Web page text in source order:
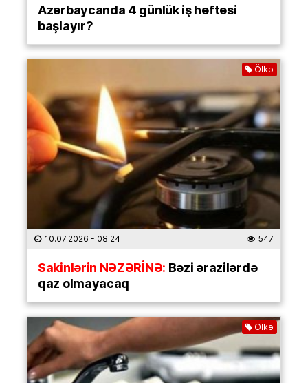
Azərbaycanda 4 günlük iş həftəsi
başlayır?
Ölkə
10.07.2026 - 08:24 547
Sakinlərin NƏZƏRİNƏ: Bəzi ərazilərdə
qaz olmayacaq
Ölkə